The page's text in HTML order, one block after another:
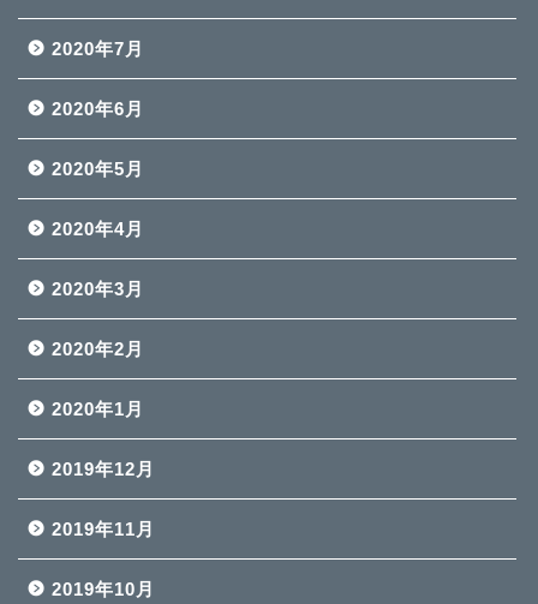
2020年7月
2020年6月
2020年5月
2020年4月
2020年3月
2020年2月
2020年1月
2019年12月
2019年11月
2019年10月